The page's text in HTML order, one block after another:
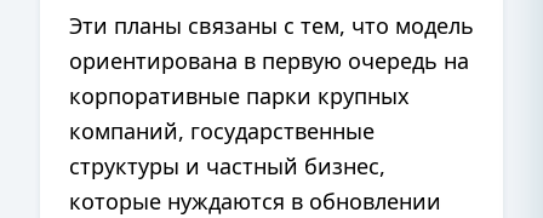
Эти планы связаны с тем, что модель
ориентирована в первую очередь на
корпоративные парки крупных
компаний, государственные
структуры и частный бизнес,
которые нуждаются в обновлении